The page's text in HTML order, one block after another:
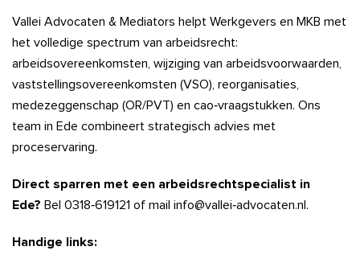
Vallei Advocaten & Mediators helpt Werkgevers en MKB met
het volledige spectrum van arbeidsrecht:
arbeidsovereenkomsten, wijziging van arbeidsvoorwaarden,
vaststellingsovereenkomsten (VSO), reorganisaties,
medezeggenschap (OR/PVT) en cao‑vraagstukken. Ons
team in Ede combineert strategisch advies met
proceservaring.
Direct sparren met een arbeidsrechtspecialist in
Ede? Bel 0318‑619121 of mail info@vallei‑advocaten.nl.
Handige links: